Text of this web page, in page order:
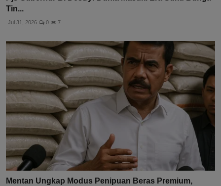
Tin...
Jul 31, 2026 0 7
Mentan Ungkap Modus Penipuan Beras Premium,